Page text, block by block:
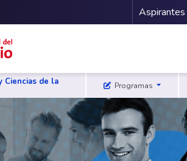
Aspirantes
Ciencias de la Programas